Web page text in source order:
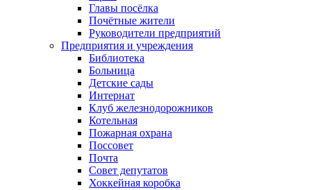
Главы посёлка
Почётные жители
Руководители предприятий
Предприятия и учреждения
Библиотека
Больница
Детские сады
Интернат
Клуб железнодорожников
Котельная
Пожарная охрана
Поссовет
Почта
Совет депутатов
Хоккейная коробка